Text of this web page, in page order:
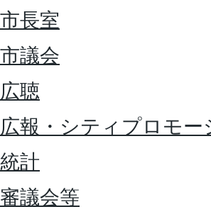
市長室
市議会
広聴
広報・シティプロモー
統計
審議会等